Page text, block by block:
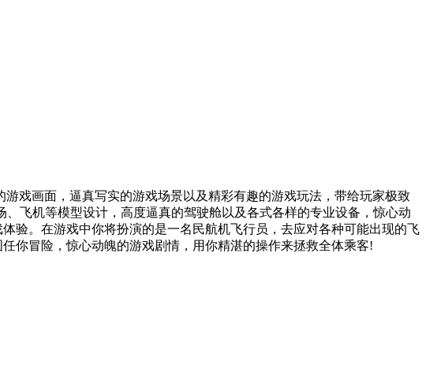
戏画面，逼真写实的游戏场景以及精彩有趣的游戏玩法，带给玩家极致
飞机等模型设计，高度逼真的驾驶舱以及各式各样的专业设备，惊心动
验。在游戏中你将扮演的是一名民航机飞行员，去应对各种可能出现的飞
你冒险，惊心动魄的游戏剧情，用你精湛的操作来拯救全体乘客!